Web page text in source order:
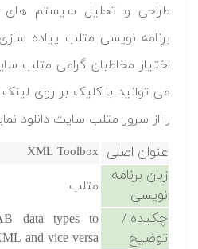
طراحی و تحلیل سیستم های
برنامه نویسی متلب پیاده سازی
اختیار مخاطبان گرامی متلب
می توانید با کلیک بر روی
را از سرور متلب سایت دانلود
عنوان اصلی XML Toolbox
زبان برنامه
نویسی
متلب
چکیده /
توضیح
data types to
and vice versa.